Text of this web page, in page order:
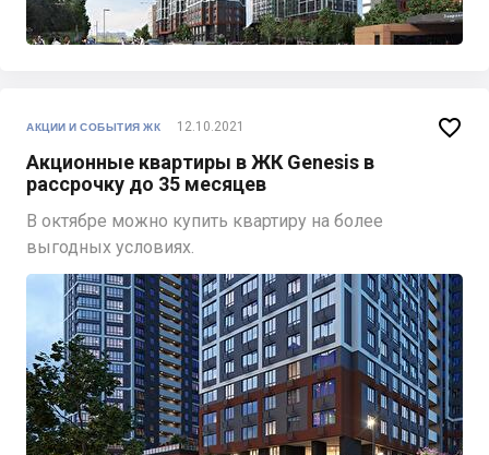
АКЦИИ И СОБЫТИЯ ЖК 12.10.2021
Акционные квартиры в ЖК Genesis в
рассрочку до 35 месяцев
В октябре можно купить квартиру на более
выгодных условиях.
